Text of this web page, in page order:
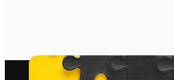
Videolar
Video çekimleri